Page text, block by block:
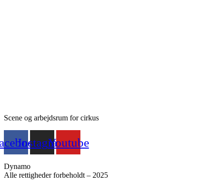
Scene og arbejdsrum for cirkus
InstagramYoutube
Dynamo
Alle rettigheder forbeholdt – 2025